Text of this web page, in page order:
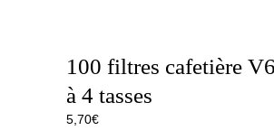
100 filtres cafetière
à 4 tasses
5,70€